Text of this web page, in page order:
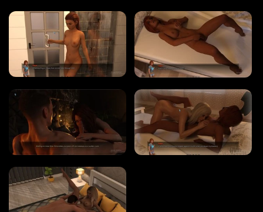
RENPY
RUFFLE
HTML
カテゴリー
BDSM
ヘンタイ
熟女